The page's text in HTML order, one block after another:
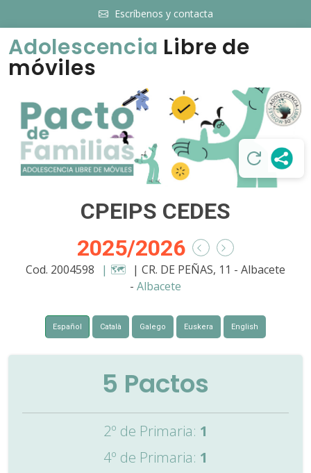
Escríbenos y contacta
Adolescencia Libre de
móviles
CPEIPS CEDES
2025/2026
Cod. 2004598 | 🗺️ | CR. DE PEÑAS, 11 - Albacete
- Albacete
Español Català Galego Euskera English
5 Pactos
2º de Primaria: 1
4º de Primaria: 1